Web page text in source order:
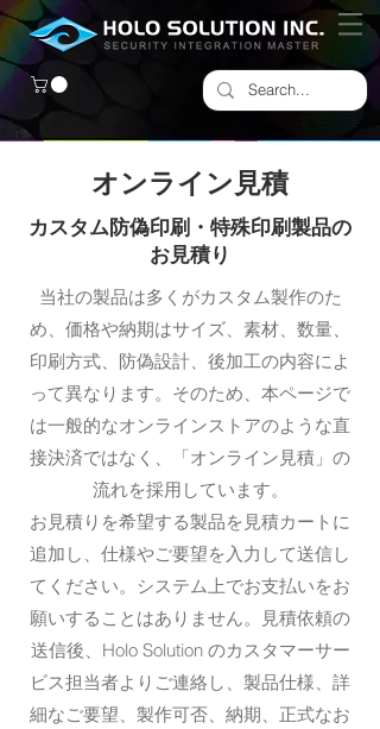
オンライン見積
カスタム防偽印刷・特殊印刷製品の
お見積り
当社の製品は多くがカスタム製作のた
め、価格や納期はサイズ、素材、数量、
印刷方式、防偽設計、後加工の内容によ
って異なります。そのため、本ページで
は一般的なオンラインストアのような直
接決済ではなく、「オンライン見積」の
流れを採用しています。
お見積りを希望する製品を見積カートに
追加し、仕様やご要望を入力して送信し
てください。システム上でお支払いをお
願いすることはありません。見積依頼の
送信後、Holo Solution のカスタマーサー
ビス担当者よりご連絡し、製品仕様、詳
細なご要望、製作可否、納期、正式なお